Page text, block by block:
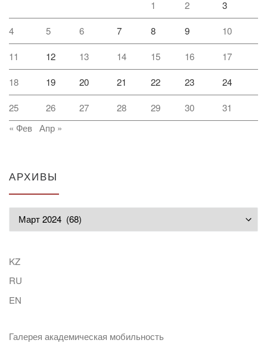
1 2 3
4 5 6 7 8 9 10
11 12 13 14 15 16 17
18 19 20 21 22 23 24
25 26 27 28 29 30
31
« Фев Апр »
АРХИВЫ
KZ
RU
EN
Галерея академическая мобильность